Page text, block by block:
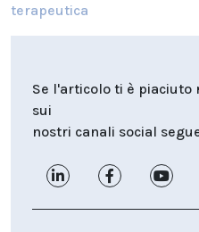
terapeutica
Se l'articolo ti è piaciuto
sui
nostri canali social